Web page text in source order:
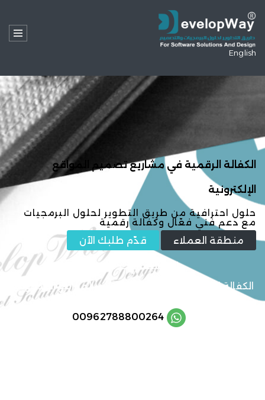
English
الكفالة الرقمية في مشاريع تصميم المواقع
الإلكترونية
حلول احترافية من طريق التطوير لحلول البرمجيات
مع دعم فني فعّال وكفالة رقمية
منطقة العملاء
قدّم طلبك الآن
الرئيسية خدماتنا
الكفالة الرقمية في مشاريع تصميم المواقع الإلكترونية
00962788800264